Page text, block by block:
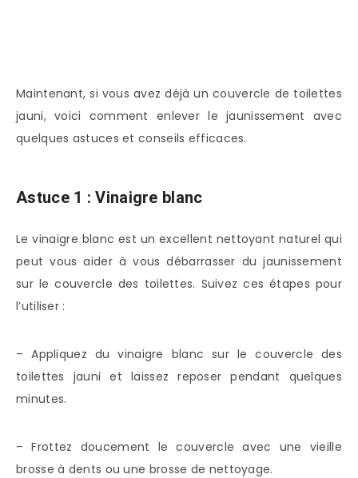
Maintenant, si vous avez déjà un couvercle de toilettes
jauni, voici comment enlever le jaunissement avec
quelques astuces et conseils efficaces.
Astuce 1 : Vinaigre blanc
Le vinaigre blanc est un excellent nettoyant naturel qui
peut vous aider à vous débarrasser du jaunissement
sur le couvercle des toilettes. Suivez ces étapes pour
l’utiliser :
– Appliquez du vinaigre blanc sur le couvercle des
toilettes jauni et laissez reposer pendant quelques
minutes.
– Frottez doucement le couvercle avec une vieille
brosse à dents ou une brosse de nettoyage.